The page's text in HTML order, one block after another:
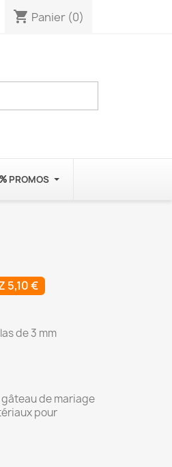
shopping_cart Panier (0)
PROMOS
5,10 €
de 3 mm
de mariage
pour